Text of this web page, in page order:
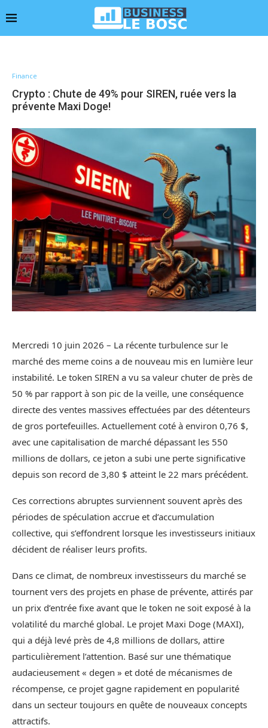
Finance
Crypto : Chute de 49% pour SIREN, ruée vers la
prévente Maxi Doge!
Mercredi 10 juin 2026 – La récente turbulence sur le
marché des meme coins a de nouveau mis en lumière leur
instabilité. Le token SIREN a vu sa valeur chuter de près de
50 % par rapport à son pic de la veille, une conséquence
directe des ventes massives effectuées par des détenteurs
de gros portefeuilles. Actuellement coté à environ 0,76 $,
avec une capitalisation de marché dépassant les 550
millions de dollars, ce jeton a subi une perte significative
depuis son record de 3,80 $ atteint le 22 mars précédent.
Ces corrections abruptes surviennent souvent après des
périodes de spéculation accrue et d’accumulation
collective, qui s’effondrent lorsque les investisseurs initiaux
décident de réaliser leurs profits.
Dans ce climat, de nombreux investisseurs du marché se
tournent vers des projets en phase de prévente, attirés par
un prix d’entrée fixe avant que le token ne soit exposé à la
volatilité du marché global. Le projet Maxi Doge (MAXI),
qui a déjà levé près de 4,8 millions de dollars, attire
particulièrement l’attention. Basé sur une thématique
audacieusement « degen » et doté de mécanismes de
récompense, ce projet gagne rapidement en popularité
dans un secteur toujours en quête de nouveaux concepts
attractifs.